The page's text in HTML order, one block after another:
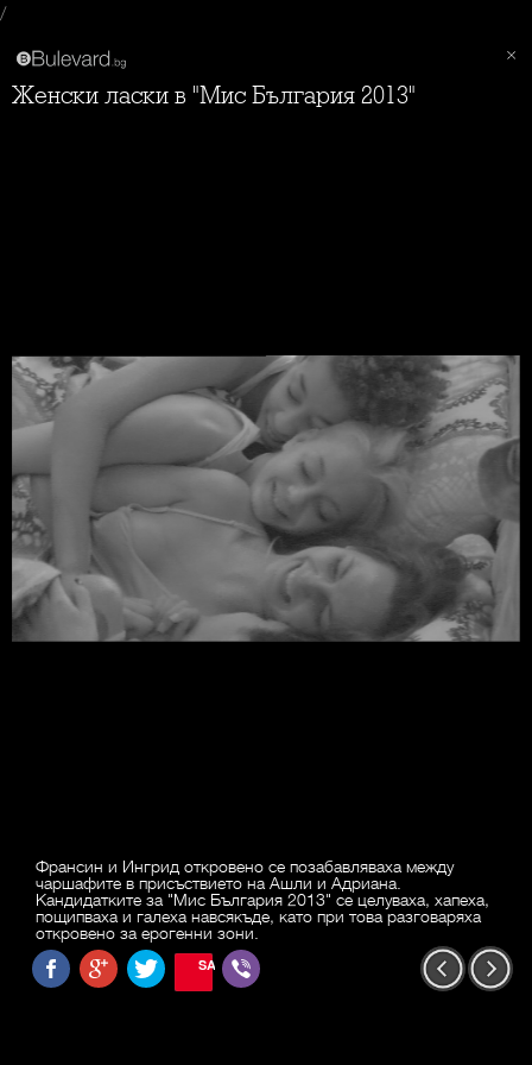
/
Женски ласки в "Мис България 2013"
Франсин и Ингрид откровено се позабавляваха между
чаршафите в присъствието на Ашли и Адриана.
Кандидатките за "Мис България 2013" се целуваха, хапеха,
пощипваха и галеха навсякъде, като при това разговаряха
откровено за ерогенни зони.
SAVE